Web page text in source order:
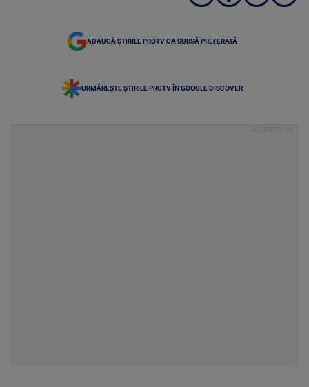
ADAUGĂ ȘTIRILE PROTV CA SURSĂ PREFERATĂ
URMĂREȘTE ȘTIRILE PROTV ÎN GOOGLE DISCOVER